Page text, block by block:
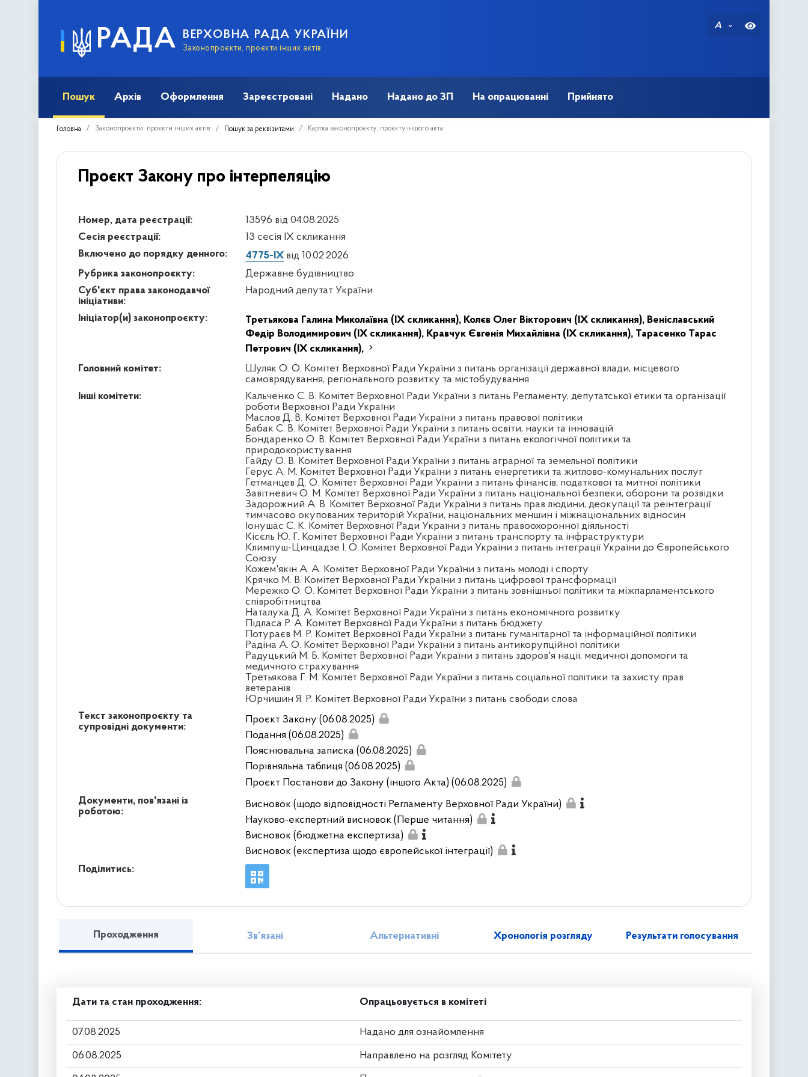
РАДА ВЕРХОВНА РАДА УКРАЇНИ
Законопроєкти, проєкти інших актів
A
Пошук Архів Оформлення Зареєстровані Надано Надано до ЗП На опрацюванні Прийнято
Головна Законопроєкти, проєкти інших актів Пошук за реквізитами Картка законопроєкту, проєкту іншого акта
Проєкт Закону про інтерпеляцію
Номер, дата реєстрації:
13596 від 04.08.2025
Сесія реєстрації:
13 сесія IX скликання
Включено до порядку денного:
4775-IX від 10.02.2026
Рубрика законопроєкту:
Державне будівництво
Суб'єкт права законодавчої
ініціативи:
Народний депутат України
Ініціатор(и) законопроєкту: Третьякова Галина Миколаївна (IX скликання), Колєв Олег Вікторович (IX скликання), Веніславський
Федір Володимирович (IX скликання), Кравчук Євгенія Михайлівна (IX скликання), Тарасенко Тарас
Петрович (IX скликання),
Головний комітет:
Шуляк О. О. Комітет Верховної Ради України з питань організації державної влади, місцевого
самоврядування, регіонального розвитку та містобудування
Інші комітети:
Кальченко С. В. Комітет Верховної Ради України з питань Регламенту, депутатської етики та організації
роботи Верховної Ради України
Маслов Д. В. Комітет Верховної Ради України з питань правової політики
Бабак С. В. Комітет Верховної Ради України з питань освіти, науки та інновацій
Бондаренко О. В. Комітет Верховної Ради України з питань екологічної політики та
природокористування
Гайду О. В. Комітет Верховної Ради України з питань аграрної та земельної політики
Герус А. М. Комітет Верховної Ради України з питань енергетики та житлово-комунальних послуг
Гетманцев Д. О. Комітет Верховної Ради України з питань фінансів, податкової та митної політики
Завітневич О. М. Комітет Верховної Ради України з питань національної безпеки, оборони та розвідки
Задорожний А. В. Комітет Верховної Ради України з питань прав людини, деокупації та реінтеграції
тимчасово окупованих територій України, національних меншин і міжнаціональних відносин
Іонушас С. К. Комітет Верховної Ради України з питань правоохоронної діяльності
Кісєль Ю. Г. Комітет Верховної Ради України з питань транспорту та інфраструктури
Климпуш-Цинцадзе І. О. Комітет Верховної Ради України з питань інтеграції України до Європейського
Союзу
Кожем'якін А. А. Комітет Верховної Ради України з питань молоді і спорту
Крячко М. В. Комітет Верховної Ради України з питань цифрової трансформації
Мережко О. О. Комітет Верховної Ради України з питань зовнішньої політики та міжпарламентського
співробітництва
Наталуха Д. А. Комітет Верховної Ради України з питань економічного розвитку
Підласа Р. А. Комітет Верховної Ради України з питань бюджету
Потураєв М. Р. Комітет Верховної Ради України з питань гуманітарної та інформаційної політики
Радіна А. О. Комітет Верховної Ради України з питань антикорупційної політики
Радуцький М. Б. Комітет Верховної Ради України з питань здоров'я нації, медичної допомоги та
медичного страхування
Третьякова Г. М. Комітет Верховної Ради України з питань соціальної політики та захисту прав
ветеранів
Юрчишин Я. Р. Комітет Верховної Ради України з питань свободи слова
Текст законопроєкту та
супровідні документи:
Проєкт Закону (06.08.2025)
Подання (06.08.2025)
Пояснювальна записка (06.08.2025)
Порівняльна таблиця (06.08.2025)
Проєкт Постанови до Закону (іншого Акта) (06.08.2025)
Документи, пов'язані із
роботою:
Висновок (щодо відповідності Регламенту Верховної Ради України)
Науково-експертний висновок (Перше читання)
Висновок (бюджетна експертиза)
Висновок (експертиза щодо європейської інтеграції)
Поділитись:
Проходження Зв’язані Альтернативні Хронологія розгляду Результати голосування
Дати та стан проходження: Опрацьовується в комітеті
07.08.2025 Надано для ознайомлення
06.08.2025 Направлено на розгляд Комітету